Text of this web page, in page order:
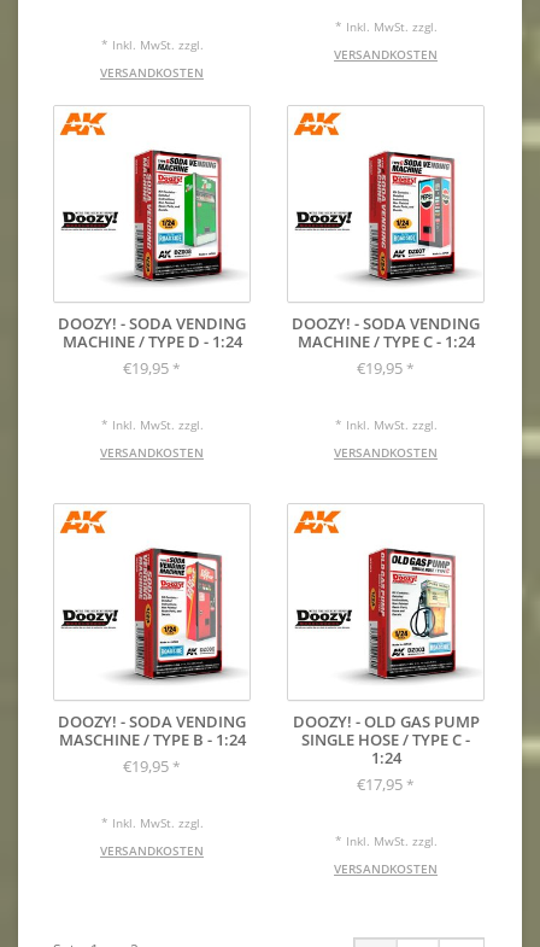
* Inkl. MwSt. zzgl.
VERSANDKOSTEN
* Inkl. MwSt. zzgl.
VERSANDKOSTEN
DOOZY! - SODA VENDING
MACHINE / TYPE D - 1:24
€19,95 *
* Inkl. MwSt. zzgl.
VERSANDKOSTEN
DOOZY! - SODA VENDING
MACHINE / TYPE C - 1:24
€19,95 *
* Inkl. MwSt. zzgl.
VERSANDKOSTEN
DOOZY! - SODA VENDING
MASCHINE / TYPE B - 1:24
€19,95 *
* Inkl. MwSt. zzgl.
VERSANDKOSTEN
DOOZY! - OLD GAS PUMP
SINGLE HOSE / TYPE C -
1:24
€17,95 *
* Inkl. MwSt. zzgl.
VERSANDKOSTEN